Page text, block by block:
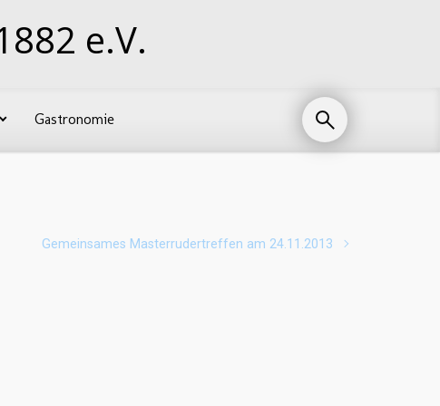
e.V.
Gastronomie
Gemeinsames Masterrudertreffen am 24.11.2013